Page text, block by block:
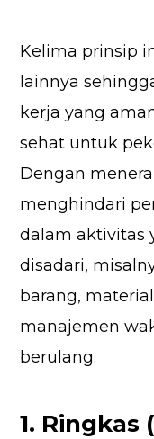
Kelima prinsip
lainnya
kerja yang
sehat untuk
Dengan
menghindari
dalam aktivitas
disadari,
barang,
manajemen
berulang.
1. Ringkas